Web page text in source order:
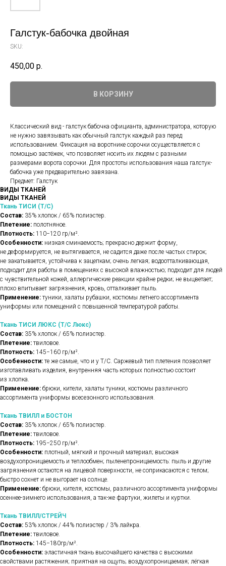
Галстук-бабочка двойная
SKU:
450,00 р.
В КОРЗИНУ
Классический вид - галстук бабочка официанта, администратора, которую
не нужно завязывать как обычный галстук каждый раз перед
использованием. Фиксация на воротнике сорочки осуществляется с
помощью застёжек, что позволяет носить их людям с разными
размерами ворота сорочки. Для простоты использования наша галстук-
бабочка уже предварительно завязана.
Предмет: Галстук
ВИДЫ ТКАНЕЙ
ВИДЫ ТКАНЕЙ
Ткань ТИСИ (Т/С)
Состав: 35% хлопок / 65% полиэстер.
Плетение: полотняное.
Плотность: 110−120 гр/м².
Особенности: низкая сминаемость; прекрасно держит форму,
не деформируется, не вытягивается, не садится даже после частых стирок;
не закатывается, устойчива к зацепкам; очень легкая; водоотталкивающая,
подходит для работы в помещениях с высокой влажностью; подходит для людей
с чувствительной кожей, аллергические реакции крайне редки; не выцветает;
плохо впитывает загрязнения, кровь, отталкивает пыль.
Применение: туники, халаты рубашки, костюмы летнего ассортимента
униформы или помещений с повышенной температурой работы.
Ткань ТИСИ ЛЮКС (Т/С Люкс)
Состав: 35% хлопок / 65% полиэстер.
Плетение: твиловое.
Плотность: 145−160 гр/м².
Особенности: те же самые, что и у Т/С. Саржевый тип плетения позволяет
изготавливать изделия, внутренняя часть которых полностью состоит
из хлопка.
Применение: брюки, кители, халаты туники, костюмы различного
ассортимента униформы всесезонного использования.
Ткань ТВИЛЛ и БОСТОН
Состав: 35% хлопок / 65% полиэстер.
Плетение: твиловое.
Плотность: 195−250 гр/м².
Особенности: плотный, мягкий и прочный материал; высокая
воздухопроницаемость и теплообмен; пыленепроницаемость: пыль и другие
загрязнения остаются на лицевой поверхности, не соприкасаются с телом;
быстро сохнет и не выгорает на солнце.
Применение: брюки, кителя, костюмы, различного ассортимента униформы
осеннее-зимнего использования, а так-же фартуки, жилеты и куртки.
Ткань ТВИЛЛ/СТРЕЙЧ
Состав: 53% хлопок / 44% полиэстер / 3% лайкра.
Плетение: твиловое.
Плотность: 145−180гр/м².
Особенности: эластичная ткань высочайшего качества с высокими
свойствами растяжения; приятная на ощупь; воздухопроницаемая; лёгкая